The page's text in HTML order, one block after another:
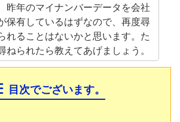
昨年のマイナンバーデータを会社
保有しているはずなので、再度尋
れることはないかと思います。た
ねられたら教えてあげましょう。
目次でございます。